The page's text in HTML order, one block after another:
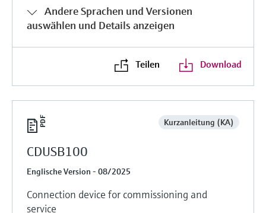
Andere Sprachen und Versionen
auswählen und Details anzeigen
Teilen Download
Kurzanleitung (KA)
CDUSB100
Englische Version - 08/2025
Connection device for commissioning and
service